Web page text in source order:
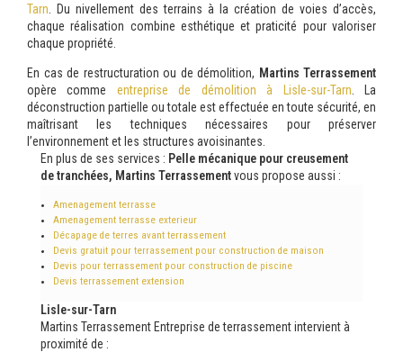
Tarn . Du nivellement des terrains à la création de voies d’accès,
chaque réalisation combine esthétique et praticité pour valoriser
chaque propriété.
En cas de restructuration ou de démolition, Martins Terrassement
opère comme entreprise de démolition à Lisle-sur-Tarn . La
déconstruction partielle ou totale est effectuée en toute sécurité, en
maîtrisant les techniques nécessaires pour préserver
l’environnement et les structures avoisinantes.
En plus de ses services : Pelle mécanique pour creusement
de tranchées, Martins Terrassementvous propose aussi :
Amenagement terrasse
Amenagement terrasse exterieur
Décapage de terres avant terrassement
Devis gratuit pour terrassement pour construction de maison
Devis pour terrassement pour construction de piscine
Devis terrassement extension
Lisle-sur-Tarn
Martins Terrassement Entreprise de terrassement intervient à
proximité de :